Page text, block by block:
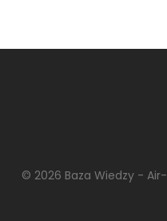
© 2026 Baza Wiedzy -